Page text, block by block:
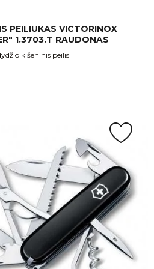
PEILIUKAS VICTORINOX
1.3703.T RAUDONAS
kišeninis peilis